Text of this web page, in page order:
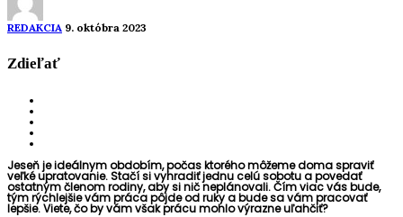
REDAKCIA 9. októbra 2023
Zdieľať
Jeseň je ideálnym obdobím, počas ktorého môžeme doma spraviť
veľké upratovanie. Stačí si vyhradiť jednu celú sobotu a povedať
ostatným členom rodiny, aby si nič neplánovali. Čím viac vás bude,
tým rýchlejšie vám práca pôjde od ruky a bude sa vám pracovať
lepšie. Viete, čo by vám však prácu mohlo výrazne uľahčiť?